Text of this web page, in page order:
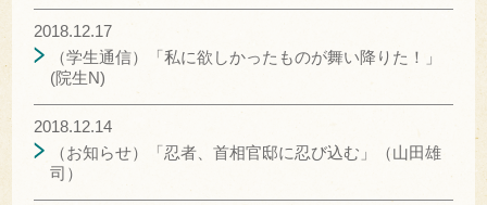
（学生通信）「私に欲しかったものが舞い降りた！」
(院生N)
2018.12.17
（お知らせ）「忍者、首相官邸に忍び込む」（山田雄
司）
2018.12.14